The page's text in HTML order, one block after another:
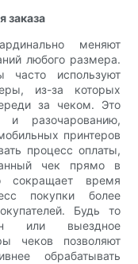
заказа
меняют
любого размера.
часто используют
из-за которых
за чеком. Это
разочарованию,
принтеров
процесс оплаты,
чек прямо в
сокращает время
покупки более
Будь то
или выездное
чеков позволяют
обрабатывать